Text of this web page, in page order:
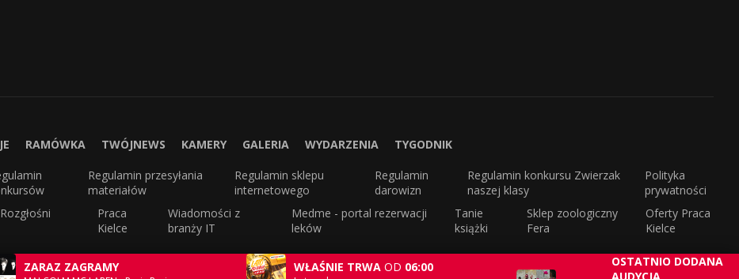
ZARAZ ZAGRAMY WŁAŚNIE TRWA OD 06:00
OSTATNIO DODANA
RAMÓWKA TWÓJNEWS KAMERY GALERIA WYDARZENIA TYGODNIK
Regulamin przesyłania
materiałów
Regulamin sklepu
internetowego
Regulamin
darowizn
Regulamin konkursu Zwierzak
naszej klasy
Polityka
prywatności
Praca
Kielce
Wiadomości z
branży IT
Medme - portal rezerwacji
leków
Tanie
książki
Sklep zoologiczny
Fera
Oferty Praca
Kielce